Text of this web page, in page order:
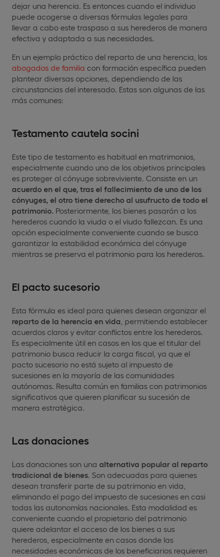
dejar una herencia. Es entonces cuando el individuo
puede acogerse a diversas fórmulas legales para
llevar a cabo este traspaso a sus herederos de manera
efectiva y adaptada a sus necesidades.
En un ejemplo práctico del reparto de una herencia, los
abogados de familia con formación específica pueden
plantear diversas opciones, dependiendo de las
circunstancias del interesado. Estas son algunas de las
más comunes:
Testamento cautela socini
Este tipo de testamento es habitual en matrimonios,
especialmente cuando uno de los objetivos principales
es proteger al cónyuge sobreviviente. Consiste en un
acuerdo en el que, tras el fallecimiento de uno de los
cónyuges, el otro tiene derecho al usufructo de todo el
patrimonio. Posteriormente, los bienes pasarán a los
herederos cuando la viuda o el viudo fallezcan. Es una
opción especialmente conveniente cuando se busca
garantizar la estabilidad económica del cónyuge
mientras se preserva el patrimonio para los herederos.
El pacto sucesorio
Esta fórmula es ideal para quienes desean organizar el
reparto de la herencia en vida , permitiendo establecer
acuerdos claros y evitar conflictos entre los herederos.
Es especialmente útil en casos en los que el titular del
patrimonio busca reducir la carga fiscal, ya que el
pacto sucesorio no está sujeto al impuesto de
sucesiones en la mayoría de las comunidades
autónomas. Resulta común en familias con patrimonios
significativos que quieren planificar su sucesión de
manera estratégica.
Las donaciones
Las donaciones son una alternativa popular al reparto
tradicional de bienes . Son adecuadas para quienes
desean transferir parte de su patrimonio en vida,
eliminando el pago del impuesto de sucesiones en casi
todas las autonomías nacionales. Esta modalidad es
conveniente cuando el propietario del patrimonio
quiere adelantar el acceso de los bienes a sus
herederos, especialmente en casos donde las
necesidades económicas de los beneficiarios requieren